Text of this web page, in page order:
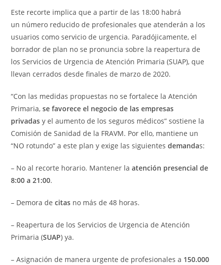
Este recorte implica que a partir de las 18:00 habrá
un número reducido de profesionales que atenderán a los
usuarios como servicio de urgencia. Paradójicamente, el
borrador de plan no se pronuncia sobre la reapertura de
los Servicios de Urgencia de Atención Primaria (SUAP), que
llevan cerrados desde finales de marzo de 2020.
“Con las medidas propuestas no se fortalece la Atención
Primaria,se favorece el negocio de las empresas
privadas y el aumento de los seguros médicos” sostiene la
Comisión de Sanidad de la FRAVM. Por ello, mantiene un
“NO rotundo” a este plan y exige las siguientes demandas:
– No al recorte horario. Mantener laatención presencial de
8:00 a 21:00.
– Demora decitas no más de 48 horas.
– Reapertura de los Servicios de Urgencia de Atención
Primaria (SUAP) ya.
– Asignación de manera urgente de profesionales a 150.000